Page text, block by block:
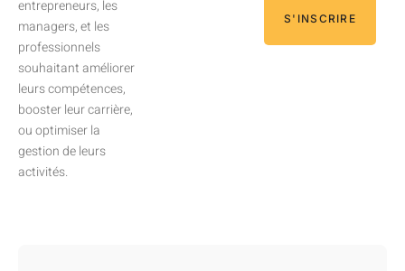
entrepreneurs, les
managers, et les
professionnels
souhaitant améliorer
leurs compétences,
booster leur carrière,
ou optimiser la
gestion de leurs
activités.
S'INSCRIRE